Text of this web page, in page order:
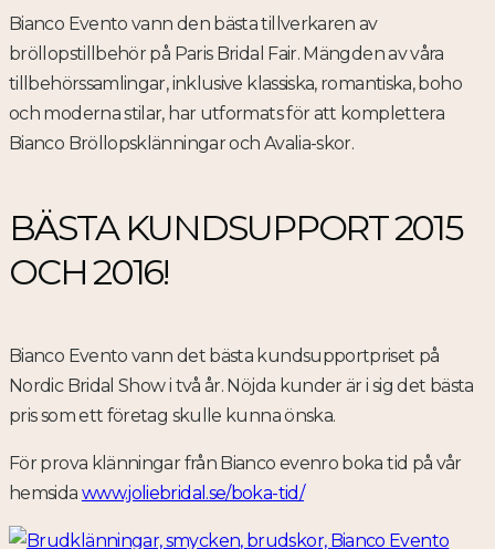
Bianco Evento vann den bästa tillverkaren av
bröllopstillbehör på Paris Bridal Fair. Mängden av våra
tillbehörssamlingar, inklusive klassiska, romantiska, boho
och moderna stilar, har utformats för att komplettera
Bianco Bröllopsklänningar och Avalia-skor.
BÄSTA KUNDSUPPORT 2015
OCH 2016!
Bianco Evento vann det bästa kundsupportpriset på
Nordic Bridal Show i två år. Nöjda kunder är i sig det bästa
pris som ett företag skulle kunna önska.
För prova klänningar från Bianco evenro boka tid på vår
hemsida www.joliebridal.se/boka-tid/